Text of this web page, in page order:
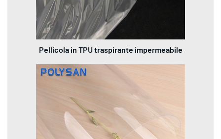
Pellicola in TPU traspirante impermeabile